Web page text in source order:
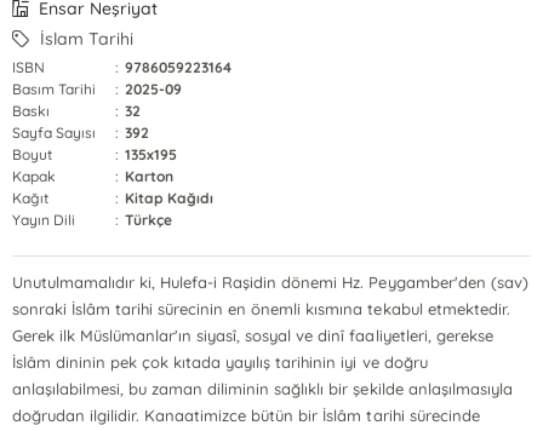
Ensar Neşriyat
İslam Tarihi
ISBN : 9786059223164
Basım Tarihi
: 2025-09
Baskı
: 32
Sayfa Sayısı
: 392
Boyut
: 135x195
Kapak
: Karton
Kağıt
: Kitap Kağıdı
Yayın Dili
: Türkçe
Unutulmamalıdır ki, Hulefa-i Raşidin dönemi Hz. Peygamber'den (sav)
sonraki İslâm tarihi sürecinin en önemli kısmına tekabul etmektedir.
Gerek ilk Müslümanlar'ın siyasî, sosyal ve dinî faaliyetleri, gerekse
İslâm dininin pek çok kıtada yayılış tarihinin iyi ve doğru
anlaşılabilmesi, bu zaman diliminin sağlıklı bir şekilde anlaşılmasıyla
doğrudan ilgilidir. Kanaatimizce bütün bir İslâm tarihi sürecinde